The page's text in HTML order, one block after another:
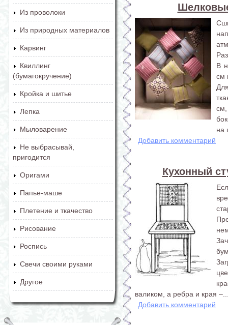
Из проволоки
Из природных материалов
Карвинг
Квиллинг
(бумагокручение)
Кройка и шитье
Лепка
Мыловарение
Не выбрасывай,
пригодится
Оригами
Папье-маше
Плетение и ткачество
Рисование
Роспись
Свечи своими руками
Другое
В
см
на
Добавить комментарий
Кухонный
валиком, а ребра и края
Добавить комментарий